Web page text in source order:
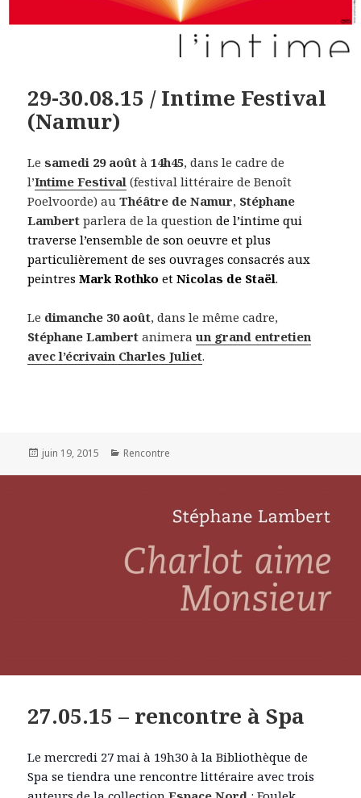
29-30.08.15 / Intime Festival
(Namur)
Lesamedi 29 août à14h45, dans le cadre de
l’Intime Festival (festival littéraire de Benoît
Poelvoorde) auThéâtre de Namur, Stéphane
Lambert parlera de la questionde l’intime qui
traverse l’ensemble de son oeuvre et plus
particulièrement de ses ouvrages consacrés aux
peintresMark Rothko etNicolas de Staël.
Le dimanche 30 août, dans le même cadre,
Stéphane Lambert animeraun grand entretien
avec l’écrivain Charles Juliet.
Publié
juin 19, 2015 Catégories
Rencontre
27.05.15 – rencontre à Spa
Le mercredi 27 mai à 19h30 à la Bibliothèque de
Spa se tiendra une rencontre littéraire avec trois